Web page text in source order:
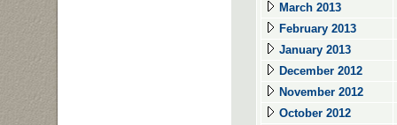
March 2013
February 2013
January 2013
December 2012
November 2012
October 2012